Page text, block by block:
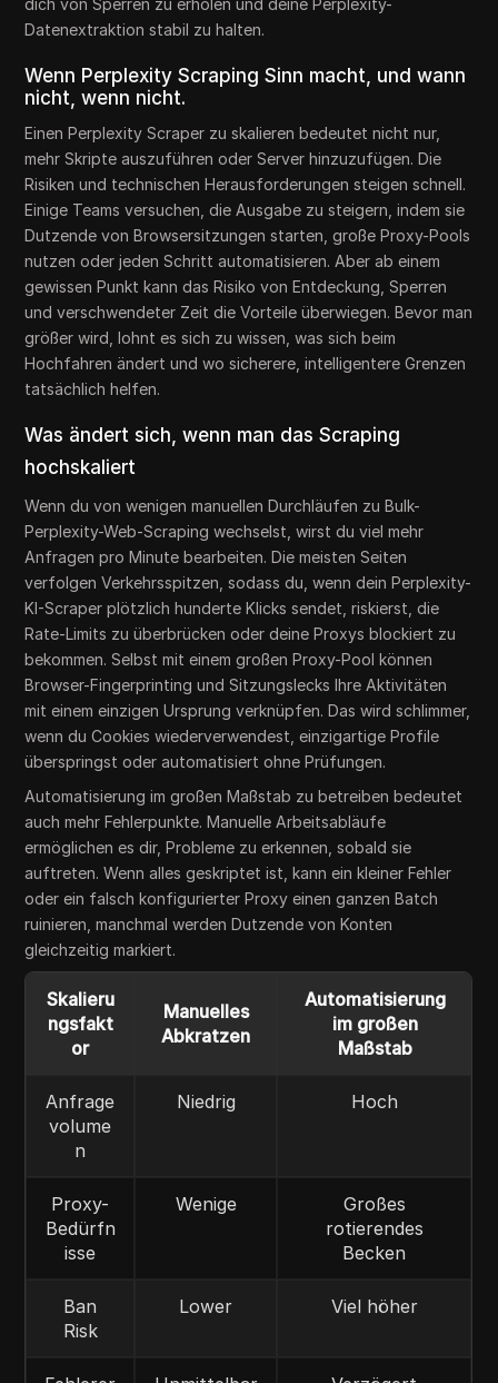
dich von Sperren zu erholen und deine Perplexity-
Datenextraktion stabil zu halten.
Wenn Perplexity Scraping Sinn macht, und wann
nicht, wenn nicht.
Einen Perplexity Scraper zu skalieren bedeutet nicht nur,
mehr Skripte auszuführen oder Server hinzuzufügen. Die
Risiken und technischen Herausforderungen steigen schnell.
Einige Teams versuchen, die Ausgabe zu steigern, indem sie
Dutzende von Browsersitzungen starten, große Proxy-Pools
nutzen oder jeden Schritt automatisieren. Aber ab einem
gewissen Punkt kann das Risiko von Entdeckung, Sperren
und verschwendeter Zeit die Vorteile überwiegen. Bevor man
größer wird, lohnt es sich zu wissen, was sich beim
Hochfahren ändert und wo sicherere, intelligentere Grenzen
tatsächlich helfen.
Was ändert sich, wenn man das Scraping
hochskaliert
Wenn du von wenigen manuellen Durchläufen zu Bulk-
Perplexity-Web-Scraping wechselst, wirst du viel mehr
Anfragen pro Minute bearbeiten. Die meisten Seiten
verfolgen Verkehrsspitzen, sodass du, wenn dein Perplexity-
KI-Scraper plötzlich hunderte Klicks sendet, riskierst, die
Rate-Limits zu überbrücken oder deine Proxys blockiert zu
bekommen. Selbst mit einem großen Proxy-Pool können
Browser-Fingerprinting und Sitzungslecks Ihre Aktivitäten
mit einem einzigen Ursprung verknüpfen. Das wird schlimmer,
wenn du Cookies wiederverwendest, einzigartige Profile
überspringst oder automatisiert ohne Prüfungen.
Automatisierung im großen Maßstab zu betreiben bedeutet
auch mehr Fehlerpunkte. Manuelle Arbeitsabläufe
ermöglichen es dir, Probleme zu erkennen, sobald sie
auftreten. Wenn alles geskriptet ist, kann ein kleiner Fehler
oder ein falsch konfigurierter Proxy einen ganzen Batch
ruinieren, manchmal werden Dutzende von Konten
gleichzeitig markiert.
Skalieru
ngsfakt
or
Manuelles
Abkratzen
Automatisierung
im großen
Maßstab
Anfrage
volume
n
Niedrig Hoch
Proxy-
Bedürfn
isse
Wenige
Großes
rotierendes
Becken
Ban
Risk
Lower Viel höher